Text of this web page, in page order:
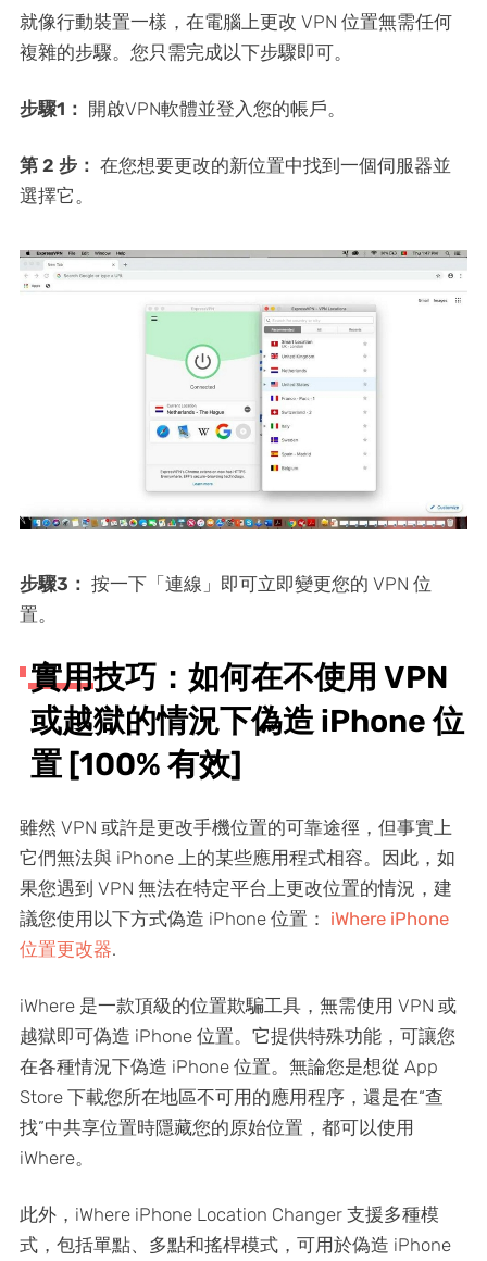
就像行動裝置一樣，在電腦上更改 VPN 位置無需任何
複雜的步驟。您只需完成以下步驟即可。
步驟1： 開啟VPN軟體並登入您的帳戶。
第 2 步： 在您想要更改的新位置中找到一個伺服器並
選擇它。
步驟3： 按一下「連線」即可立即變更您的 VPN 位
置。
實用技巧：如何在不使用 VPN
或越獄的情況下偽造 iPhone 位
置 [100% 有效]
雖然 VPN 或許是更改手機位置的可靠途徑，但事實上
它們無法與 iPhone 上的某些應用程式相容。因此，如
果您遇到 VPN 無法在特定平台上更改位置的情況，建
議您使用以下方式偽造 iPhone 位置： iWhere iPhone
位置更改器.
iWhere 是一款頂級的位置欺騙工具，無需使用 VPN 或
越獄即可偽造 iPhone 位置。它提供特殊功能，可讓您
在各種情況下偽造 iPhone 位置。無論您是想從 App
Store 下載您所在地區不可用的應用程序，還是在“查
找”中共享位置時隱藏您的原始位置，都可以使用
iWhere。
此外，iWhere iPhone Location Changer 支援多種模
式，包括單點、多點和搖桿模式，可用於偽造 iPhone